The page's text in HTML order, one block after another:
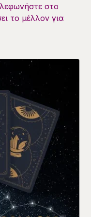
στο
το μέλλον για